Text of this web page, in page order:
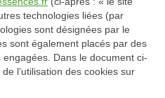
technologies liées (par
sont désignées par le
sont également placés par des
Dans le document ci-
l’utilisation des cookies sur